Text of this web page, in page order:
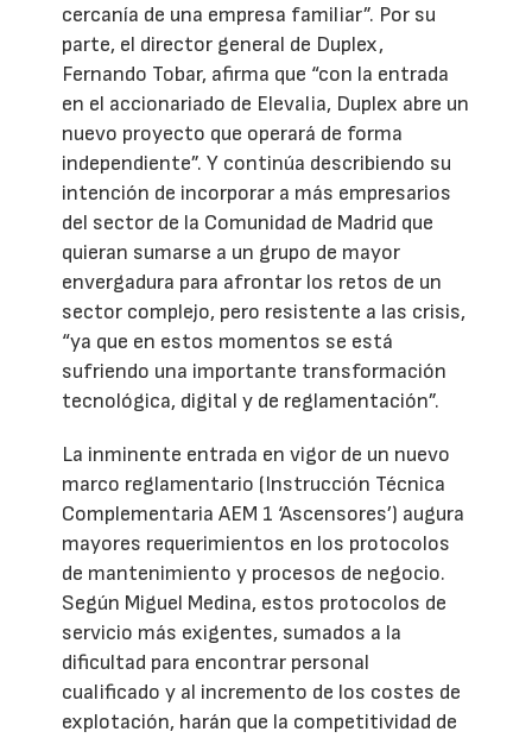
cercanía de una empresa familiar”. Por su
parte, el director general de Duplex,
Fernando Tobar, afirma que “con la entrada
en el accionariado de Elevalia, Duplex abre un
nuevo proyecto que operará de forma
independiente”. Y continúa describiendo su
intención de incorporar a más empresarios
del sector de la Comunidad de Madrid que
quieran sumarse a un grupo de mayor
envergadura para afrontar los retos de un
sector complejo, pero resistente a las crisis,
“ya que en estos momentos se está
sufriendo una importante transformación
tecnológica, digital y de reglamentación”.
La inminente entrada en vigor de un nuevo
marco reglamentario (Instrucción Técnica
Complementaria AEM 1 ‘Ascensores’) augura
mayores requerimientos en los protocolos
de mantenimiento y procesos de negocio.
Según Miguel Medina, estos protocolos de
servicio más exigentes, sumados a la
dificultad para encontrar personal
cualificado y al incremento de los costes de
explotación, harán que la competitividad de